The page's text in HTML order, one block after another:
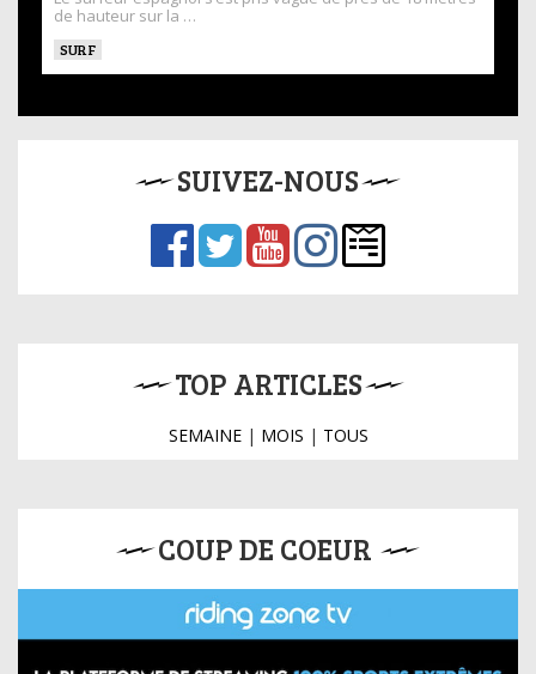
de hauteur sur la …
SURF
SUIVEZ-NOUS
TOP ARTICLES
SEMAINE| MOIS | TOUS
COUP DE COEUR